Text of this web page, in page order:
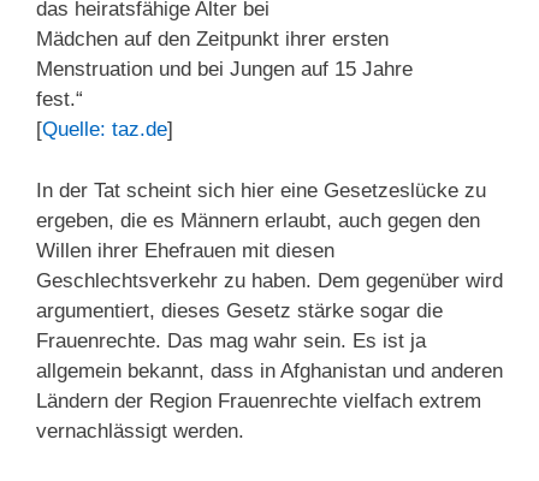
das heiratsfähige Alter bei
Mädchen auf den Zeitpunkt ihrer ersten
Menstruation und bei Jungen auf 15 Jahre
fest.“
[Quelle: taz.de]
In der Tat scheint sich hier eine Gesetzeslücke zu
ergeben, die es Männern erlaubt, auch gegen den
Willen ihrer Ehefrauen mit diesen
Geschlechtsverkehr zu haben. Dem gegenüber wird
argumentiert, dieses Gesetz stärke sogar die
Frauenrechte. Das mag wahr sein. Es ist ja
allgemein bekannt, dass in Afghanistan und anderen
Ländern der Region Frauenrechte vielfach extrem
vernachlässigt werden.